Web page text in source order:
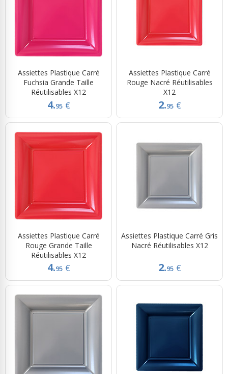
Assiettes Plastique Carré
Fuchsia Grande Taille
Réutilisables X12
4.95 €
Assiettes Plastique Carré
Rouge Nacré Réutilisables
X12
2.95 €
Assiettes Plastique Carré
Rouge Grande Taille
Réutilisables X12
4.95 €
Assiettes Plastique Carré Gris
Nacré Réutilisables X12
2.95 €